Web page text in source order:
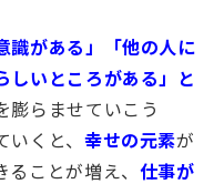
識がある」「他の人に
しいところがある」と
膨らませていこう
くと、 幸せの元素が
ことが増え、 仕事が